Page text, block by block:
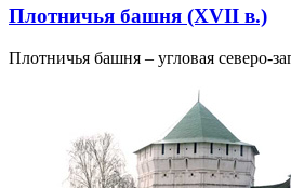
Плотничья башня (XVII в.)
Плотничья башня – угловая северо-